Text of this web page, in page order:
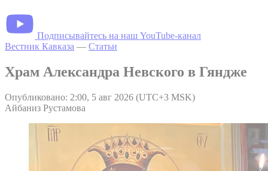
Подписывайтесь на наш YouTube-канал
Вестник Кавказа — Статьи
Храм Александра Невского в Гяндже
Опубликовано: 2:00, 5 авг 2026 (UTC+3 MSK)
Айбаниз Рустамова